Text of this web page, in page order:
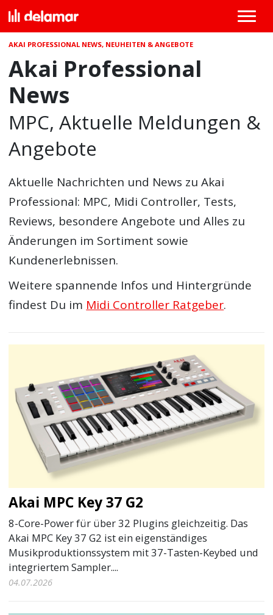
AKAI PROFESSIONAL NEWS, NEUHEITEN & ANGEBOTE
Akai Professional
News
MPC, Aktuelle Meldungen &
Angebote
Aktuelle Nachrichten und News zu Akai
Professional: MPC, Midi Controller, Tests,
Reviews, besondere Angebote und Alles zu
Änderungen im Sortiment sowie
Kundenerlebnissen.
Weitere spannende Infos und Hintergründe
findest Du im Midi Controller Ratgeber.
Akai MPC Key 37 G2
8-Core-Power für über 32 Plugins gleichzeitig. Das
Akai MPC Key 37 G2 ist ein eigenständiges
Musikproduktionssystem mit 37-Tasten-Keybed und
integriertem Sampler....
04.07.2026